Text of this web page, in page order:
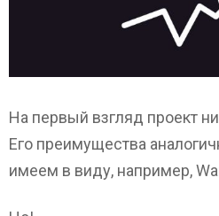
На первый взгляд проект
Его преимущества
имеем в виду, например,